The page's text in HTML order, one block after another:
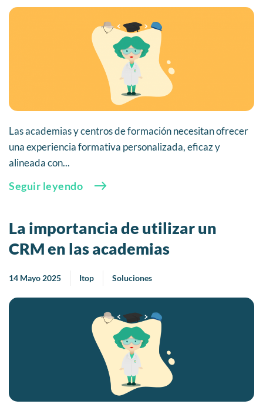
Las academias y centros de formación necesitan ofrecer
una experiencia formativa personalizada, eficaz y
alineada con...
Seguir leyendo
La importancia de utilizar un
CRM en las academias
14 Mayo 2025 Itop Soluciones